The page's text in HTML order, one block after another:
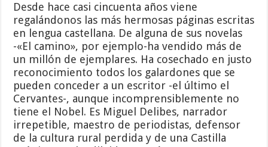
Desde hace casi cincuenta años viene
regalándonos las más hermosas páginas escritas
en lengua castellana. De alguna de sus novelas
-«El camino», por ejemplo-ha vendido más de
un millón de ejemplares. Ha cosechado en justo
reconocimiento todos los galardones que se
pueden conceder a un escritor -el último el
Cervantes-, aunque incomprensiblemente no
tiene el Nobel. Es Miguel Delibes, narrador
irrepetible, maestro de periodistas, defensor
de la cultura rural perdida y de una Castilla